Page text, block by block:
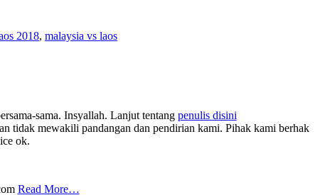
2018, malaysia vs laos
sama. Insyallah. Lanjut tentang penulis disini
tidak mewakili pandangan dan pendirian kami. Pihak kami berhak
ok.
Read More…